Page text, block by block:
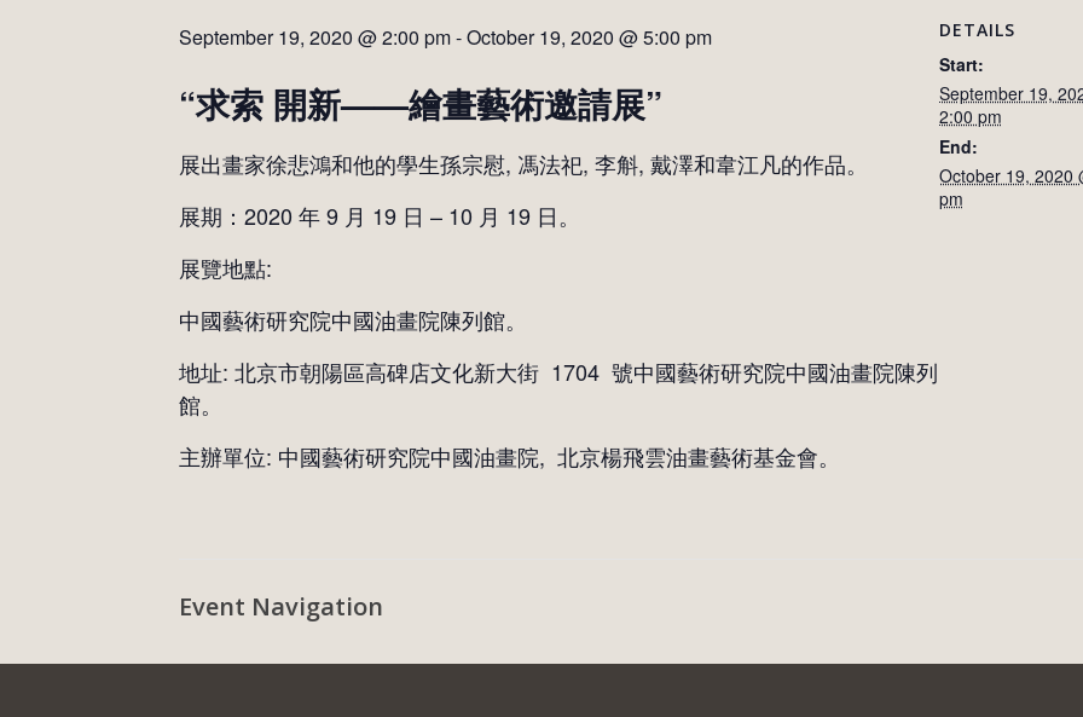
September 19, 2020 @ 2:00 pm-October 19, 2020 @ 5:00 pm
“求索 開新——繪畫藝術邀請展”
展出畫家徐悲鴻和他的學生孫宗慰, 馮法祀, 李斛, 戴澤和韋江凡的作品。
展期：2020 年 9 月 19 日 – 10 月 19 日。
展覽地點:
中國藝術研究院中國油畫院陳列館。
地址: 北京市朝陽區高碑店文化新大街 1704 號中國藝術研究院中國油畫院陳列
館。
主辦單位: 中國藝術研究院中國油畫院, 北京楊飛雲油畫藝術基金會。
DETAILS
Start:
September 19,
2:00 pm
End:
October 19, 2020
pm
Event Navigation